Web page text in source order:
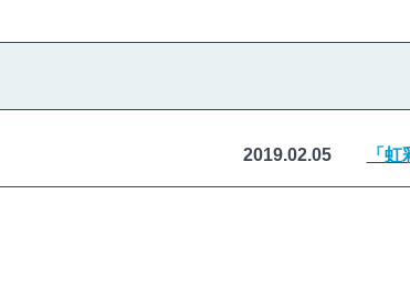
2019.02.05 「